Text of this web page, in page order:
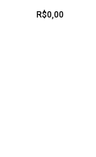
R$0,00